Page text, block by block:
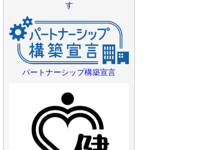
す
パートナーシップ構築宣言